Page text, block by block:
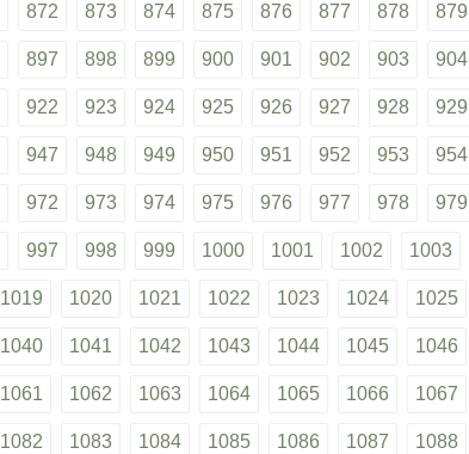
872 873 874 875 876 877 878 879
897 898 899 900 901 902 903 904
922 923 924 925 926 927 928 929
947 948 949 950 951 952 953 954
972 973 974 975 976 977 978 979
997 998 999 1000 1001 1002 1003
1019 1020 1021 1022 1023 1024 1025
1040 1041 1042 1043 1044 1045 1046
1061 1062 1063 1064 1065 1066 1067
1082 1083 1084 1085 1086 1087 1088